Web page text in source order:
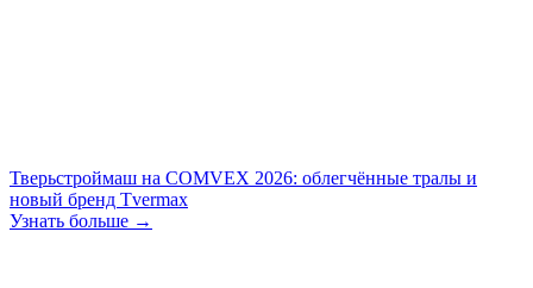
Тверьстроймаш на COMVEX 2026: облегчённые тралы и
новый бренд Tvermax
Узнать больше →